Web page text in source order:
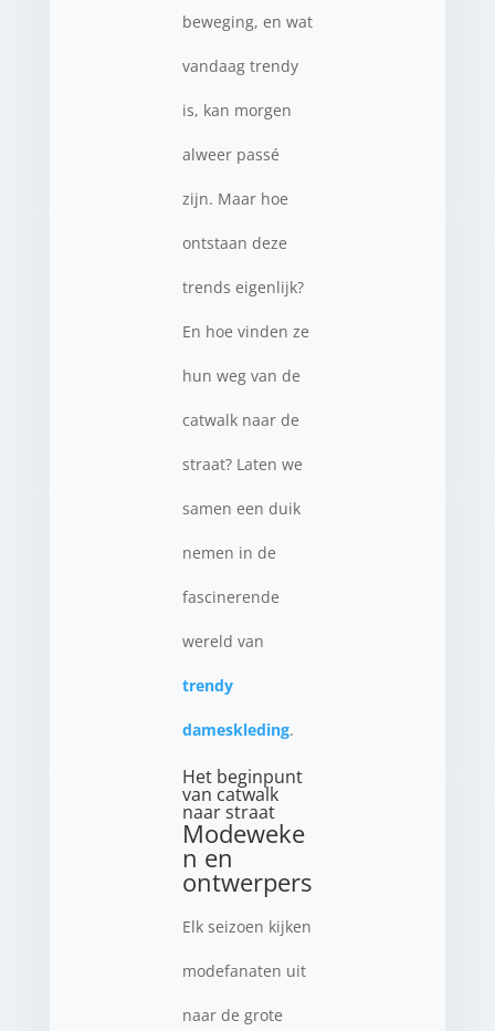
beweging, en wat
vandaag trendy
is, kan morgen
alweer passé
zijn. Maar hoe
ontstaan deze
trends eigenlijk?
En hoe vinden ze
hun weg van de
catwalk naar de
straat? Laten we
samen een duik
nemen in de
fascinerende
wereld van
trendy
dameskleding.
Het beginpunt
van catwalk
naar straat
Modeweke
n en
ontwerpers
Elk seizoen kijken
modefanaten uit
naar de grote